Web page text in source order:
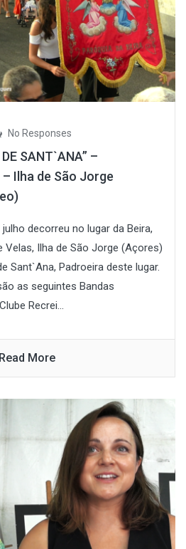
No Responses
SANT`ANA” –
Ilha de São Jorge
decorreu no lugar da Beira,
Ilha de São Jorge (Açores)
Sant`Ana, Padroeira deste lugar.
as seguintes Bandas
Recrei...
Read More